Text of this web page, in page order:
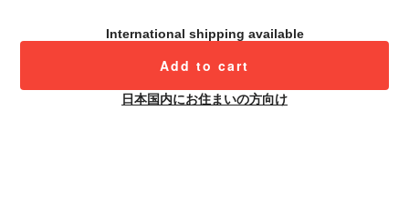
International shipping available
Add to cart
日本国内にお住まいの方向け